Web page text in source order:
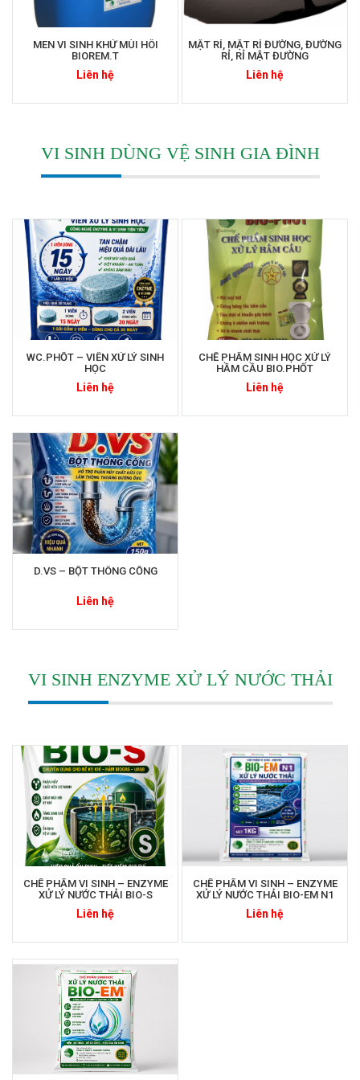
MEN VI SINH KHỬ MÙI HÔI
BIOREM.T
Liên hệ
MẬT RỈ, MẬT RỈ ĐƯỜNG, ĐƯỜNG
RỈ, RỈ MẬT ĐƯỜNG
Liên hệ
VI SINH DÙNG VỆ SINH GIA ĐÌNH
WC.PHỐT – VIÊN XỬ LÝ SINH
HỌC
Liên hệ
CHẾ PHẨM SINH HỌC XỬ LÝ
HẦM CẦU BIO.PHỐT
Liên hệ
D.VS – BỘT THÔNG CỐNG
Liên hệ
VI SINH ENZYME XỬ LÝ NƯỚC THẢI
CHẾ PHẨM VI SINH – ENZYME
XỬ LÝ NƯỚC THẢI BIO-S
Liên hệ
CHẾ PHẨM VI SINH – ENZYME
XỬ LÝ NƯỚC THẢI BIO-EM N1
Liên hệ
ỨNG DỤNG CỦA CHẾ PHẨM SINH HỌC TRONG NÔNG NGHIỆP,
THỦY SẢN.
Ngày đăng: 2023-07-26
Chế phẩm sinh học được ứng dụng trong đời sống rất đang dạng. Ví
dụ, như: dùng để phòng bệnh cho động vật, thực vật và cả con người
nhờ cơ chế kích thích sự gia tăng...
GIẢI PHÁP HỖ TRỢ XỬ LÝ HIỆU QUẢ CHO BỂ HIẾU KHÍ
AEROTANK
Ngày đăng: 2026-05-25
nước thải sinh hoạt, nước thải thực phẩm, nước thải chăn nuôi, nước
thải chế biến, hệ thống xử lý công nghiệp, bể Aerotank, MBBR, AAO,
AO.